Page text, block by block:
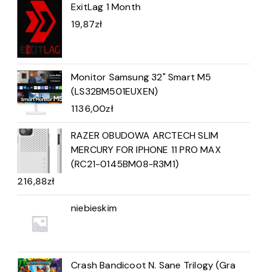
ExitLag 1 Month
19,87zł
Monitor Samsung 32" Smart M5
(LS32BM501EUXEN)
1136,00zł
RAZER OBUDOWA ARCTECH SLIM
MERCURY FOR IPHONE 11 PRO MAX
(RC21-0145BM08-R3M1)
216,88zł
niebieskim
Crash Bandicoot N. Sane Trilogy (Gra